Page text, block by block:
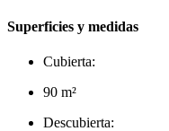
Superficies y medidas
Cubierta:
90 m²
Descubierta: